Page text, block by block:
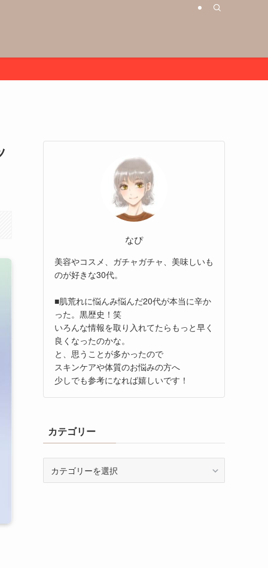
なぴ
美容やコスメ、ガチャガチャ、美味しいも
のが好きな30代。
■肌荒れに悩んみ悩んだ20代が本当に辛か
った。黒歴史！笑
いろんな情報を取り入れてたらもっと早く
良くなったのかな。
と、思うことが多かったので
スキンケアや体質のお悩みの方へ
少しでも参考になれば嬉しいです！
カテゴリー